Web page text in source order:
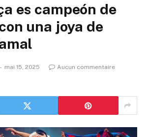
es campeón de
una joya de
mai 15, 2025
Aucun commentaire